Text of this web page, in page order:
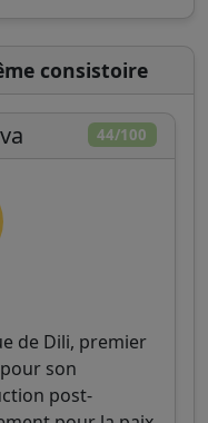
consistoire
44/100
de Dili, premier
son
post-